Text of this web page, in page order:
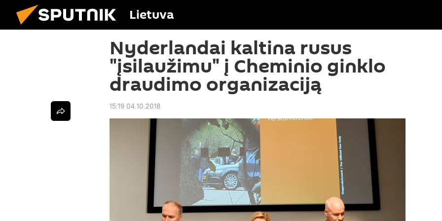
Lietuva
Nyderlandai kaltina rusus
"įsilaužimu" į Cheminio ginklo
draudimo organizaciją
15:19 04.10.2018